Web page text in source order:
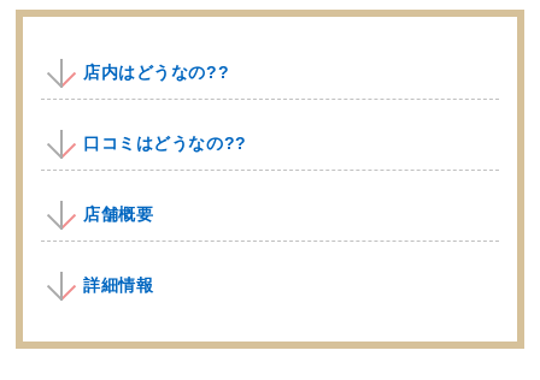
店内はどうなの??
口コミはどうなの??
店舗概要
詳細情報